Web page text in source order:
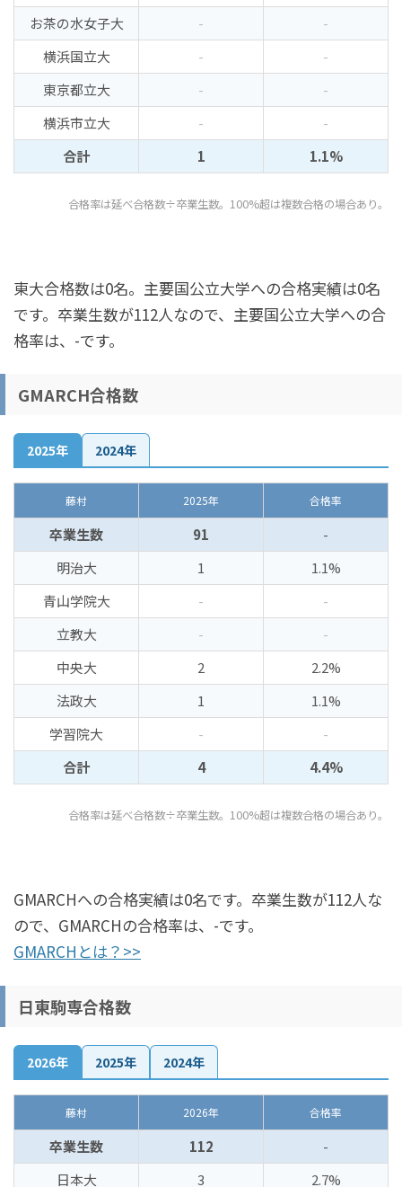
お茶の水女子大
-
-
横浜国立大
-
-
東京都立大
-
-
横浜市立大
-
-
合計
1 1.1%
合格率は延べ合格数÷卒業生数。100%超は複数合格の場合あり。
東大合格数は0名。主要国公立大学への合格実績は0名
です。卒業生数が112人なので、主要国公立大学への合
格率は、-です。
GMARCH合格数
2025年 2024年
藤村 2025年 合格率
卒業生数 91
-
明治大
1
1.1%
青山学院大
-
-
立教大
-
-
中央大
2
2.2%
法政大
1
1.1%
学習院大
-
-
合計
4 4.4%
合格率は延べ合格数÷卒業生数。100%超は複数合格の場合あり。
GMARCHへの合格実績は0名です。卒業生数が112人な
ので、GMARCHの合格率は、-です。
GMARCHとは？>>
日東駒専合格数
2026年 2025年 2024年
藤村 2026年 合格率
卒業生数 112
-
日本大
3 2.7%